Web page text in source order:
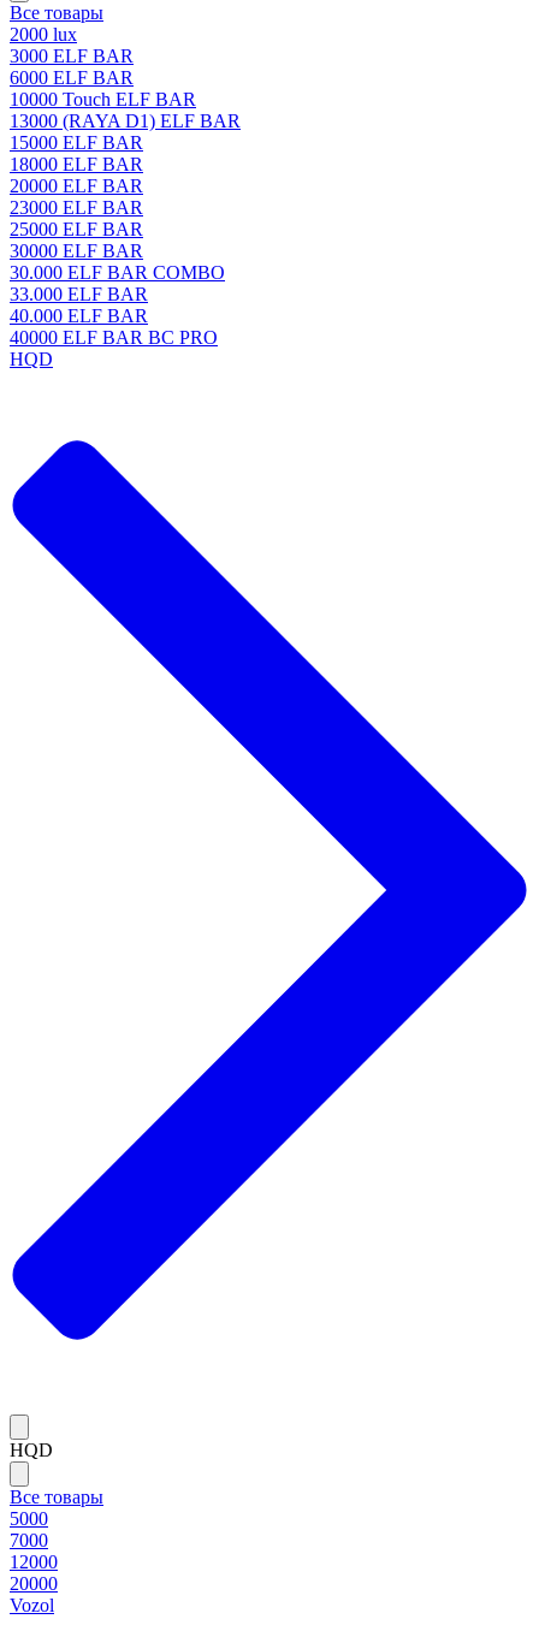
Все товары
2000 lux
3000 ELF BAR
6000 ELF BAR
10000 Touch ELF BAR
13000 (RAYA D1) ELF BAR
15000 ELF BAR
18000 ELF BAR
20000 ELF BAR
23000 ELF BAR
25000 ELF BAR
30000 ELF BAR
30.000 ELF BAR COMBO
33.000 ELF BAR
40.000 ELF BAR
40000 ELF BAR BC PRO
HQD
HQD
Все товары
5000
7000
12000
20000
Vozol